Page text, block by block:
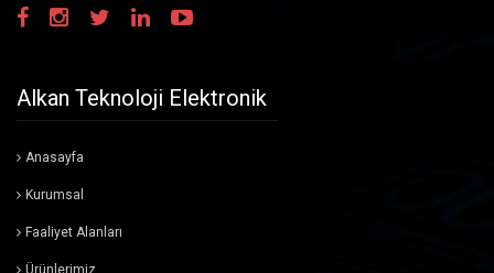
Hoparlörler
Sinyal Çeviricileri
Fanlar
Lambalar ve Ledler
Alkan Teknoloji Elektronik
Anasayfa
Kurumsal
Faaliyet Alanları
Ürünlerimiz